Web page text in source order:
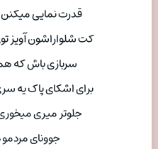
قدرت نمایی میکنن
کت شلواراشون آویز
سربازی باش که
برای اشکای پاک یه
جلوتر میری
جوونای